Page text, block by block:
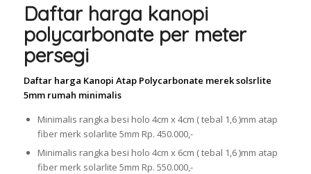
Daftar harga kanopi
polycarbonate per meter
persegi
Daftar harga Kanopi Atap Polycarbonate merek solsrlite
5mm rumah minimalis
Minimalis rangka besi holo 4cm x 4cm ( tebal 1,6 )mm atap
fiber merk solarlite 5mm Rp. 450.000,-
Minimalis rangka besi holo 4cm x 6cm ( tebal 1,6 )mm atap
fiber merk solarlite 5mm Rp. 550.000,-